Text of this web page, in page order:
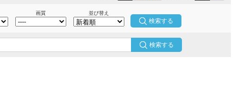
画質 並び替え
検索する